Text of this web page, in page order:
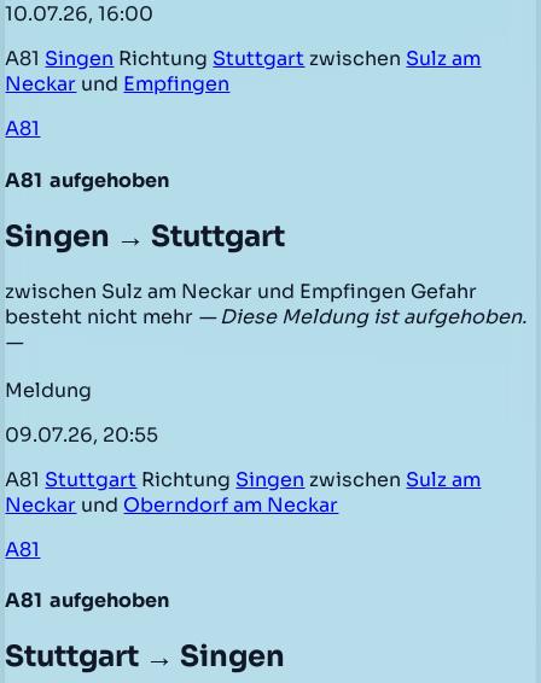
10.07.26, 16:00
A81 Singen Richtung Stuttgart zwischen Sulz am
Neckar und Empfingen
A81
A81 aufgehoben
Singen → Stuttgart
zwischen Sulz am Neckar und Empfingen Gefahr
besteht nicht mehr — Diese Meldung ist aufgehoben.
—
Meldung
09.07.26, 20:55
A81 Stuttgart Richtung Singen zwischen Sulz am
Neckar und Oberndorf am Neckar
A81
A81 aufgehoben
Stuttgart → Singen